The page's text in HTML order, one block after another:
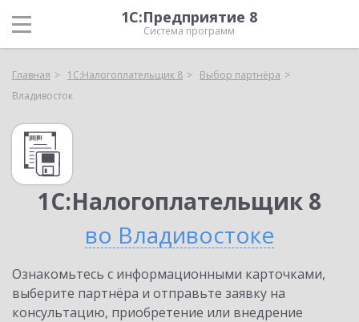
1С:Предприятие 8
Система программ
Главная 1С:Налогоплательщик 8
Выбор партнёра
Владивосток
1С:Налогоплательщик 8
во Владивостоке
Ознакомьтесь с информационными карточками,
выберите партнёра и отправьте заявку на
консультацию, приобретение или внедрение